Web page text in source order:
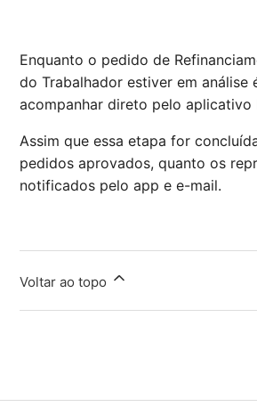
Enquanto o pedido de
do Trabalhador estiver em análise
acompanhar direto pelo aplicativo
Assim que essa etapa for
pedidos aprovados, quanto os
notificados pelo app e e-mail.
Voltar ao topo